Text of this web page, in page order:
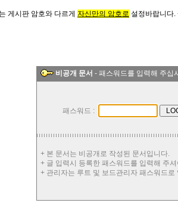
게시판 암호와 다르게 자신만의 암호로 설정바랍니다
비공개 문서 - 패스워드를 입력해 주십
패스워드 :
+ 본 문서는 비공개로 작성된 문서입니다.
+ 글 입력시 등록한 패스워드를 입력해 주
+ 관리자는 루트 및 보드관리자 패스워드로